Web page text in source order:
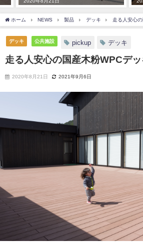
ホーム NEWS 製品 デッキ 走る人安心
デッキ 公共施設 pickup デッキ
走る人安心の国産木粉WPCデッ
2020年8月21日 2021年9月6日